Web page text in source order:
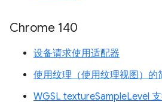
Chrome 140
设备请求使用适配器
使用纹理（使用纹理视图）的
WGSL textureSampleLevel